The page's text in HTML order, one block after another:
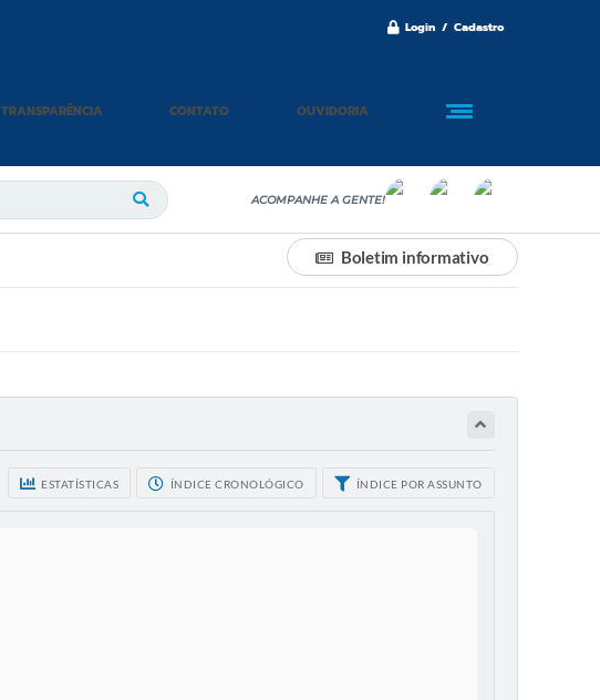
Login / Cadastro
TRANSPARÊNCIA CONTATO OUVIDORIA
ACOMPANHE A GENTE!
Boletim informativo
ESTATÍSTICAS ÍNDICE CRONOLÓGICO ÍNDICE POR ASSUNTO